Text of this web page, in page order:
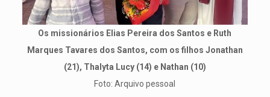
Os missionários Elias Pereira dos Santos e Ruth
Marques Tavares dos Santos, com os filhos Jonathan
(21), Thalyta Lucy (14) e Nathan (10)
Foto: Arquivo pessoal